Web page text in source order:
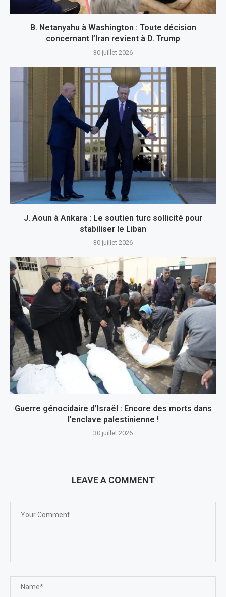
B. Netanyahu à Washington : Toute décision
concernant l’Iran revient à D. Trump
30 juillet 2026
J. Aoun à Ankara : Le soutien turc sollicité pour
stabiliser le Liban
30 juillet 2026
Guerre génocidaire d’Israël : Encore des morts dans
l’enclave palestinienne !
30 juillet 2026
LEAVE A COMMENT